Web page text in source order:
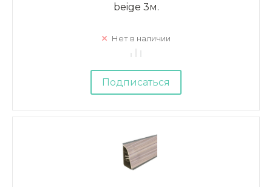
beige 3м.
Нет в наличии
Подписаться